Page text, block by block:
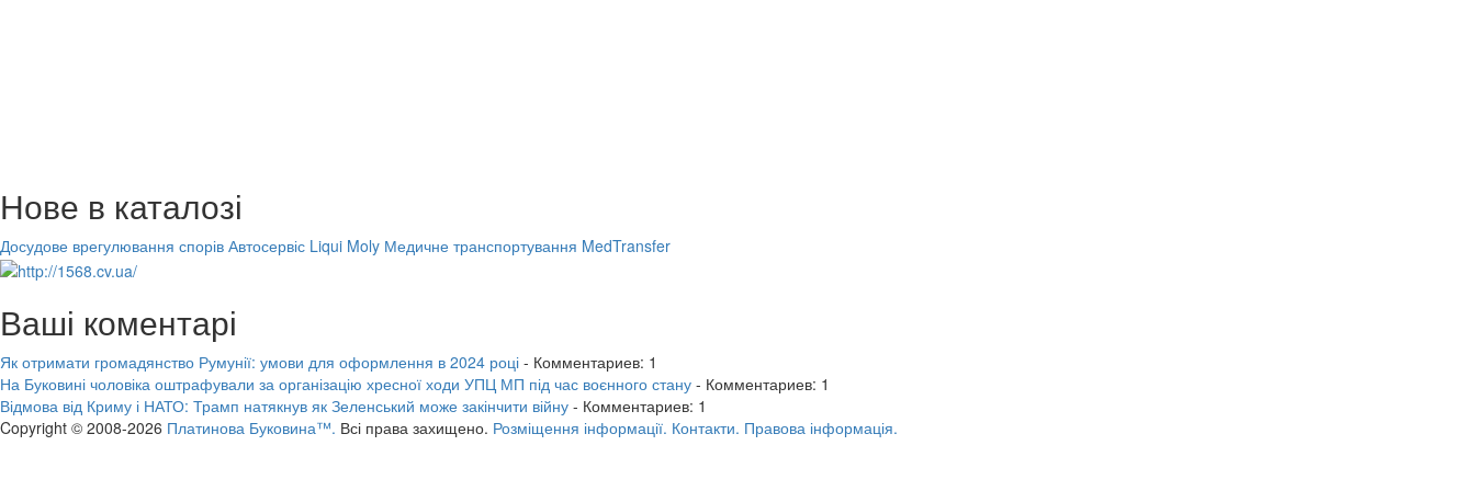
Нове в каталозі
Досудове врегулювання спорів Автосервіс Liqui Moly Медичне транспортування MedTransfer
Ваші коментарі
Як отримати громадянство Румунії: умови для оформлення в 2024 році - Комментариев: 1
На Буковині чоловіка оштрафували за організацію хресної ходи УПЦ МП під час воєнного стану - Комментариев: 1
Відмова від Криму і НАТО: Трамп натякнув як Зеленський може закінчити війну - Комментариев: 1
Copyright © 2008-2026 Платинова Буковина™. Всі права захищено. Розміщення інформації. Контакти. Правова інформація.